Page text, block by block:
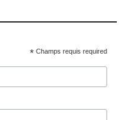
* Champs requis required